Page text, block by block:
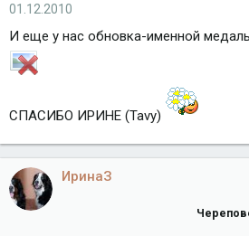
01.12.2010
И еще у нас обновка-именной
СПАСИБО ИРИНЕ (Tavy)
ИринаЗ